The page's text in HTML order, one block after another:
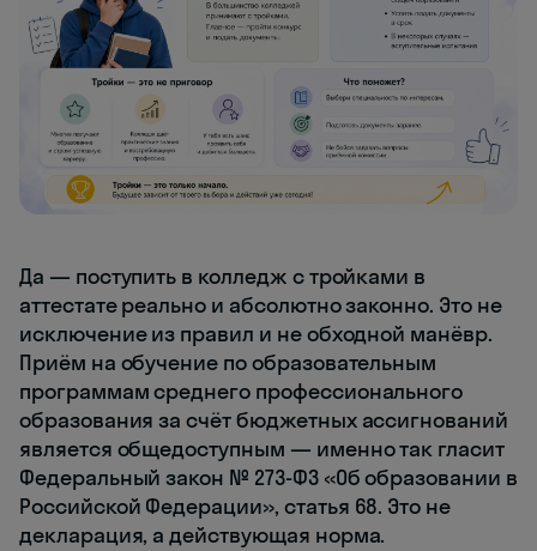
Да — поступить в колледж с тройками в
аттестате реально и абсолютно законно. Это не
исключение из правил и не обходной манёвр.
Приём на обучение по образовательным
программам среднего профессионального
образования за счёт бюджетных ассигнований
является общедоступным — именно так гласит
Федеральный закон № 273-ФЗ «Об образовании в
Российской Федерации», статья 68. Это не
декларация, а действующая норма.